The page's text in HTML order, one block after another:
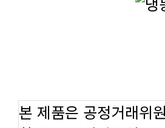
본 제품은 공정거래위